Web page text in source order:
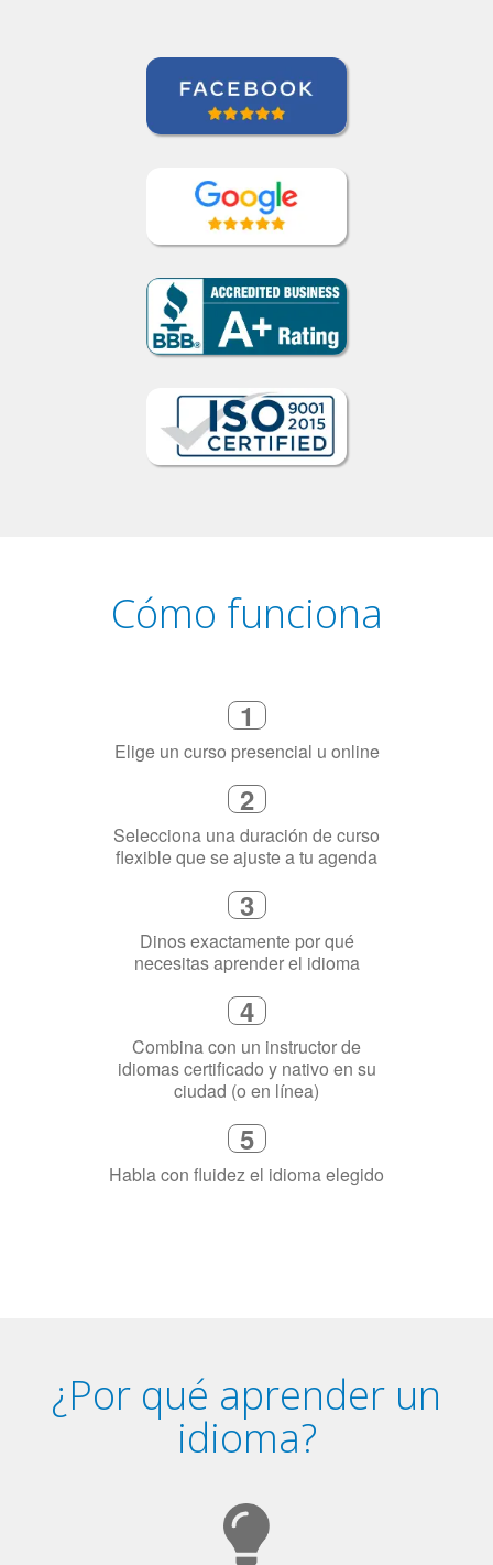
Cómo funciona
1
2
Selecciona una duración de curso
3
Dinos exactamente por qué
4
Combina con un instructor de
idiomas certificado y nativo en su
5
¿Por qué aprender un
idioma?